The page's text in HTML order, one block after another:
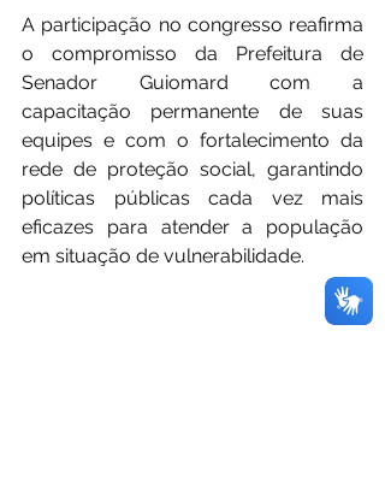
A participação no congresso reafirma
o compromisso da Prefeitura de
Senador Guiomard com a
capacitação permanente de suas
equipes e com o fortalecimento da
rede de proteção social, garantindo
políticas públicas cada vez mais
eficazes para atender a população
em situação de vulnerabilidade.